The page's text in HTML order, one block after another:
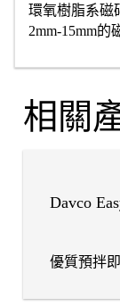
環氧樹脂系磁
2mm-15mm的
相關
Davco
優質預拌